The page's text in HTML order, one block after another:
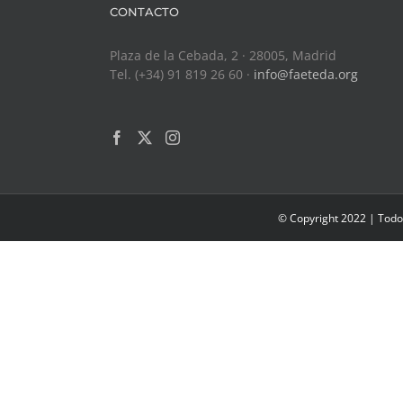
CONTACTO
Plaza de la Cebada, 2 · 28005, Madrid
Tel. (+34) 91 819 26 60 · info@faeteda.org
© Copyright 2022 |